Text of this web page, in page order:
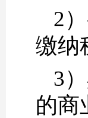
2
缴纳
3
的商